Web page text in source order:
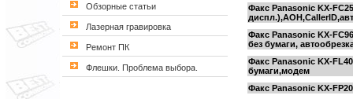
Обзорные статьи
Лазерная гравировка
Ремонт ПК
Флешки. Проблема выбора.
Факс Panasonic KX-
Факс Panasonic KX-
без бумаги,
Факс Panasonic KX-
бумаги,модем
Факс Panasonic KX-